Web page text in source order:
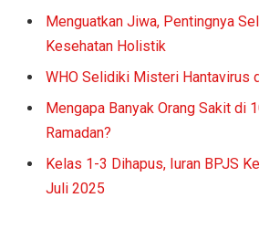
Menguatkan Jiwa, Pentingnya
Kesehatan Holistik
WHO Selidiki Misteri Hantavirus
Mengapa Banyak Orang Sakit di
Ramadan?
Kelas 1-3 Dihapus, Iuran BPJS
Juli 2025